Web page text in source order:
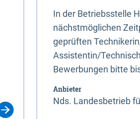
In der Betriebsstelle
nächstmöglichen
geprüften
Assistentin/
Bewerbungen bitte
Anbieter
Nds. Landesbetrieb